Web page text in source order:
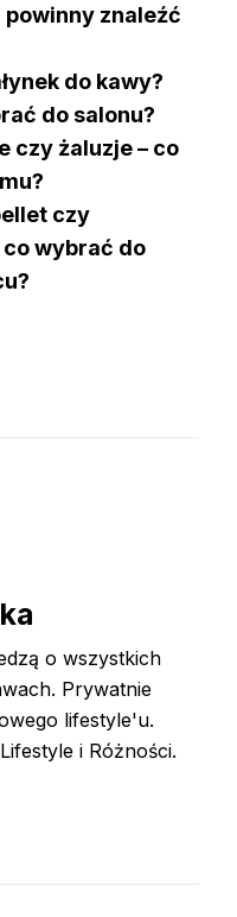
znaleźć
do kawy?
do salonu?
czy żaluzje – co
czy
wybrać do
o wszystkich
Prywatnie
lifestyle'u.
i Różności.